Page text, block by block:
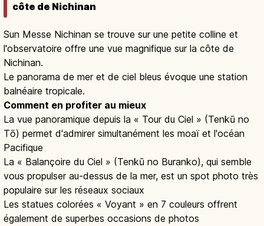
côte de Nichinan
Sun Messe Nichinan se trouve sur une petite colline et
l'observatoire offre une vue magnifique sur la côte de
Nichinan.
Le panorama de mer et de ciel bleus évoque une station
balnéaire tropicale.
Comment en profiter au mieux
La vue panoramique depuis la « Tour du Ciel » (Tenkū no
Tō) permet d'admirer simultanément les moaï et l'océan
Pacifique
La « Balançoire du Ciel » (Tenkū no Buranko), qui semble
vous propulser au-dessus de la mer, est un spot photo très
populaire sur les réseaux sociaux
Les statues colorées « Voyant » en 7 couleurs offrent
également de superbes occasions de photos